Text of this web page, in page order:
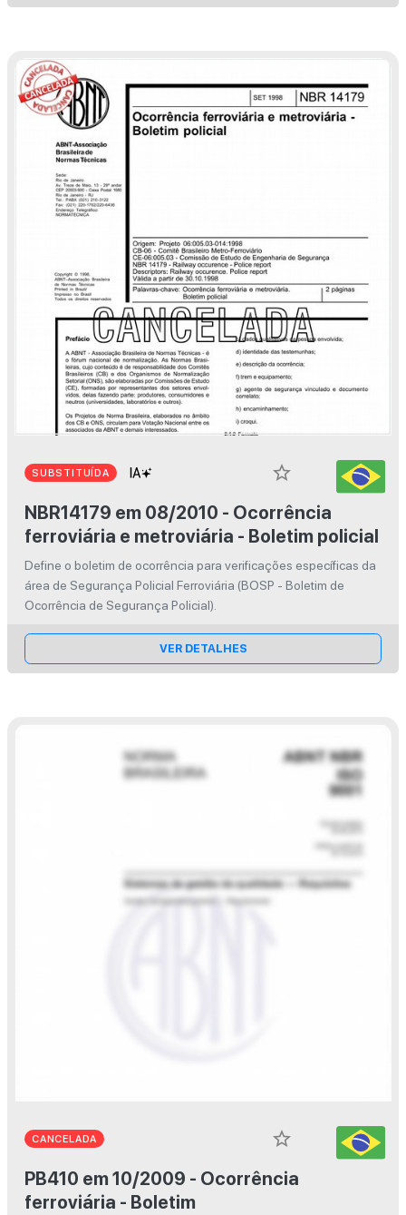
SUBSTITUÍDA
star_border
NBR14179 em 08/2010 - Ocorrência
ferroviária e metroviária - Boletim policial
Define o boletim de ocorrência para verificações específicas da
área de Segurança Policial Ferroviária (BOSP - Boletim de
Ocorrência de Segurança Policial).
VER DETALHES
CANCELADA
star_border
PB410 em 10/2009 - Ocorrência
ferroviária - Boletim